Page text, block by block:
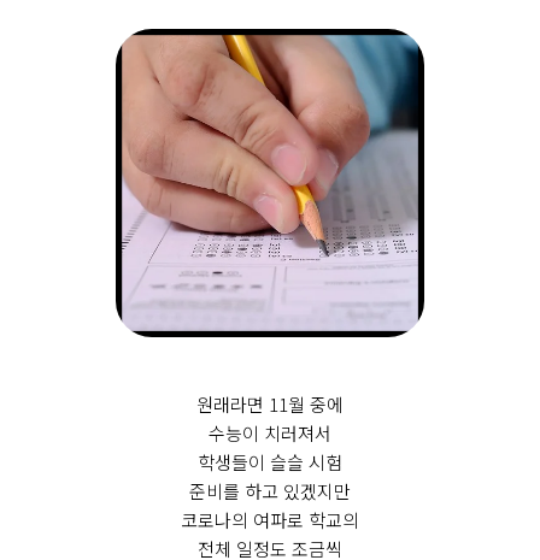
원래라면 11월 중에
수능이 치러져서
학생들이 슬슬 시험
준비를 하고 있겠지만
코로나의 여파로 학교의
전체 일정도 조금씩